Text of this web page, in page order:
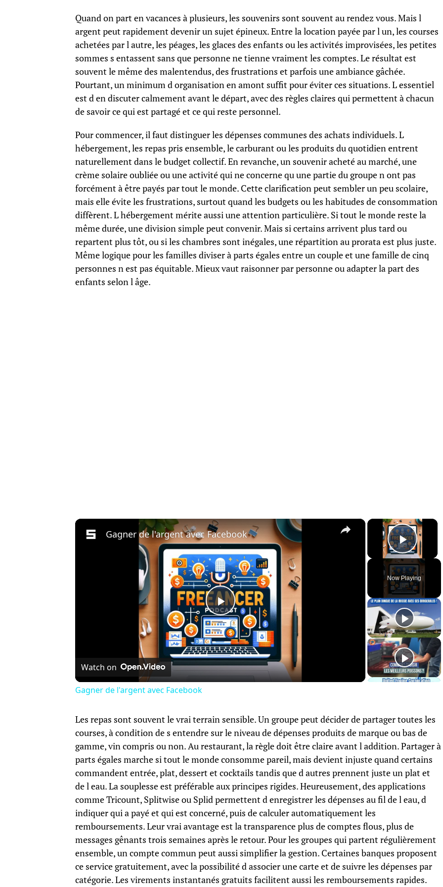
Quand on part en vacances à plusieurs, les souvenirs sont souvent au rendez vous. Mais l
argent peut rapidement devenir un sujet épineux. Entre la location payée par l un, les courses
achetées par l autre, les péages, les glaces des enfants ou les activités improvisées, les petites
sommes s entassent sans que personne ne tienne vraiment les comptes. Le résultat est
souvent le même des malentendus, des frustrations et parfois une ambiance gâchée.
Pourtant, un minimum d organisation en amont suffit pour éviter ces situations. L essentiel
est d en discuter calmement avant le départ, avec des règles claires qui permettent à chacun
de savoir ce qui est partagé et ce qui reste personnel.
Pour commencer, il faut distinguer les dépenses communes des achats individuels. L
hébergement, les repas pris ensemble, le carburant ou les produits du quotidien entrent
naturellement dans le budget collectif. En revanche, un souvenir acheté au marché, une
crème solaire oubliée ou une activité qui ne concerne qu une partie du groupe n ont pas
forcément à être payés par tout le monde. Cette clarification peut sembler un peu scolaire,
mais elle évite les frustrations, surtout quand les budgets ou les habitudes de consommation
diffèrent. L hébergement mérite aussi une attention particulière. Si tout le monde reste la
même durée, une division simple peut convenir. Mais si certains arrivent plus tard ou
repartent plus tôt, ou si les chambres sont inégales, une répartition au prorata est plus juste.
Même logique pour les familles diviser à parts égales entre un couple et une famille de cinq
personnes n est pas équitable. Mieux vaut raisonner par personne ou adapter la part des
enfants selon l âge.
×
Play
Now Playing
×
Play
Video
Gagner de l'argent avec Facebook
Watch on
Gagner de l'argent avec Facebook
Les repas sont souvent le vrai terrain sensible. Un groupe peut décider de partager toutes les
courses, à condition de s entendre sur le niveau de dépenses produits de marque ou bas de
gamme, vin compris ou non. Au restaurant, la règle doit être claire avant l addition. Partager à
parts égales marche si tout le monde consomme pareil, mais devient injuste quand certains
commandent entrée, plat, dessert et cocktails tandis que d autres prennent juste un plat et
de l eau. La souplesse est préférable aux principes rigides. Heureusement, des applications
comme Tricount, Splitwise ou Splid permettent d enregistrer les dépenses au fil de l eau, d
indiquer qui a payé et qui est concerné, puis de calculer automatiquement les
remboursements. Leur vrai avantage est la transparence plus de comptes flous, plus de
messages gênants trois semaines après le retour. Pour les groupes qui partent régulièrement
ensemble, un compte commun peut aussi simplifier la gestion. Certaines banques proposent
ce service gratuitement, avec la possibilité d associer une carte et de suivre les dépenses par
catégorie. Les virements instantanés gratuits facilitent aussi les remboursements rapides.